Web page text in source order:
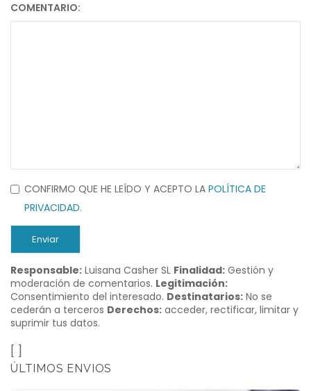
COMENTARIO:
CONFIRMO QUE HE LEÍDO Y ACEPTO LA POLÍTICA DE
PRIVACIDAD.
Enviar
Responsable: Luisana Casher SL Finalidad: Gestión y
moderación de comentarios. Legitimación:
Consentimiento del interesado. Destinatarios: No se
cederán a terceros Derechos: acceder, rectificar, limitar y
suprimir tus datos.
[ ]
ÚLTIMOS ENVIOS